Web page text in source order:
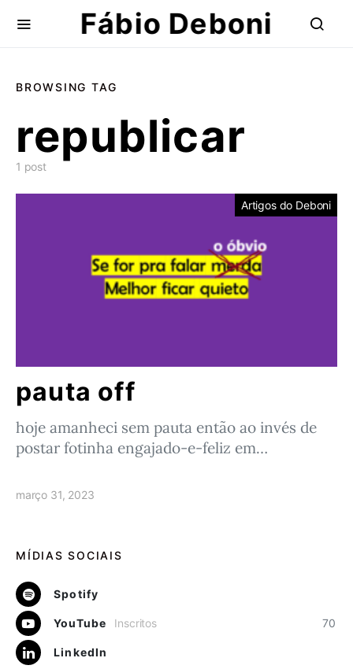
Fábio Deboni
BROWSING TAG
republicar
1 post
Artigos do Deboni
pauta off
hoje amanheci sem pauta então ao invés de
postar fotinha engajado-e-feliz em…
março 31, 2023
MÍDIAS SOCIAIS
Spotify
YouTube 70
Inscritos
LinkedIn